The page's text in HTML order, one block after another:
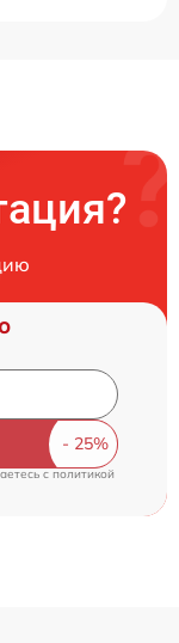
c политикой